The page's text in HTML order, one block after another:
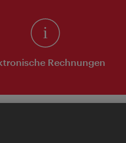
Rechnungen